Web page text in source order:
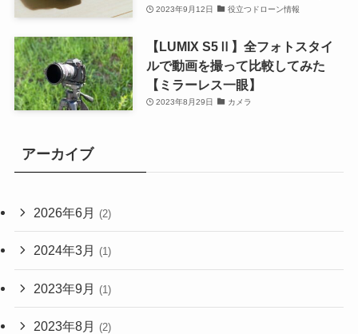
2023年9月12日 役立つドローン情報
【LUMIX S5Ⅱ】全フォトスタイ
ルで動画を撮って比較してみた
【ミラーレス一眼】
2023年8月29日 カメラ
アーカイブ
2026年6月 (2)
2024年3月 (1)
2023年9月 (1)
2023年8月 (2)